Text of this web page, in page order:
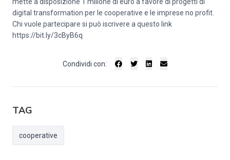
digital transformation per le cooperative e le imprese no profit.
Chi vuole partecipare si può iscrivere a questo link
https://bit.ly/3cByB6q
Condividi con:
TAG
cooperative